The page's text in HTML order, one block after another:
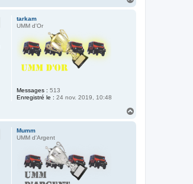
tarkam
UMM d'Or
Messages : 513
Enregistré le : 24 nov. 2019, 10:48
Mumm
UMM d'Argent